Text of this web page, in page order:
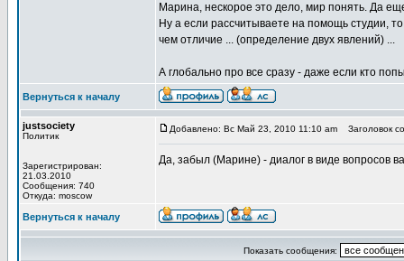
Марина, нескорое это дело, мир понять. Да
Ну а если рассчитываете на помощь студии,
чем отличие ... (определение двух явлений) ...
А глобально про все сразу - даже если кто
Вернуться к началу
justsociety
Политик
Зарегистрирован:
21.03.2010
Сообщения: 740
Откуда: moscow
Добавлено: Вс Май 23, 2010 11:10 am Заголовок
Да, забыл (Марине) - диалог в виде вопросов
Вернуться к началу
Показать сообщения: